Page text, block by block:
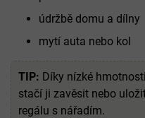
údržbě domu a dílny
mytí auta nebo kol
TIP: Díky nízké
stačí ji zavěsit nebo
regálu s nářadím.